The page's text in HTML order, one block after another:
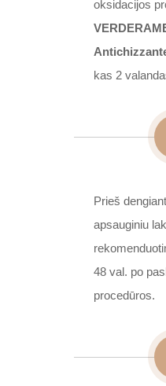
oksidacijos
kas 2
Prieš
apsauginiu
48 val. po
procedūros.